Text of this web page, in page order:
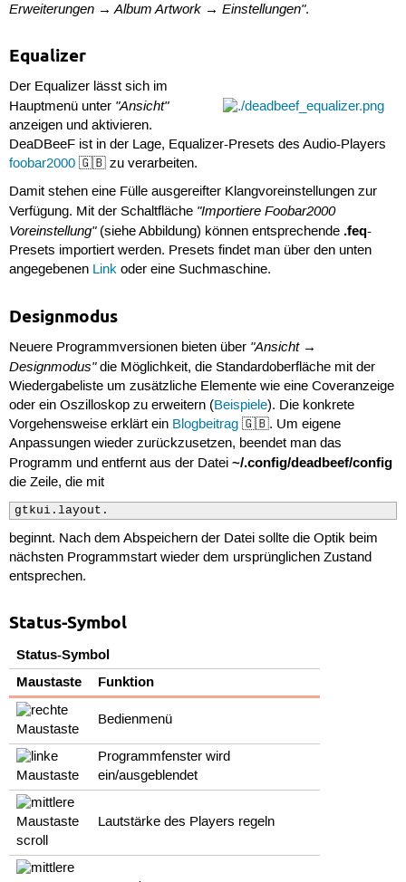
Erweiterungen → Album Artwork → Einstellungen".
Equalizer
Der Equalizer lässt sich im
Hauptmenü unter "Ansicht"
anzeigen und aktivieren.
DeaDBeeF ist in der Lage, Equalizer-Presets des Audio-Players
foobar2000🇬🇧 zu verarbeiten.
Damit stehen eine Fülle ausgereifter Klangvoreinstellungen zur
Verfügung. Mit der Schaltfläche "Importiere Foobar2000
Voreinstellung"(siehe Abbildung) können entsprechende .feq-
Presets importiert werden. Presets findet man über den unten
angegebenen Linkoder eine Suchmaschine.
Designmodus
Neuere Programmversionen bieten über "Ansicht →
Designmodus"die Möglichkeit, die Standardoberfläche mit der
Wiedergabeliste um zusätzliche Elemente wie eine Coveranzeige
oder ein Oszilloskop zu erweitern (Beispiele). Die konkrete
Vorgehensweise erklärt ein Blogbeitrag🇬🇧. Um eigene
Anpassungen wieder zurückzusetzen, beendet man das
Programm und entfernt aus der Datei ~/.config/deadbeef/config
die Zeile, die mit
gtkui.layout.
beginnt. Nach dem Abspeichern der Datei sollte die Optik beim
nächsten Programmstart wieder dem ursprünglichen Zustand
entsprechen.
Status-Symbol
Status-Symbol
Maustaste
Funktion
Bedienmenü
Programmfenster wird
ein/ausgeblendet
scroll
Lautstärke des Players regeln